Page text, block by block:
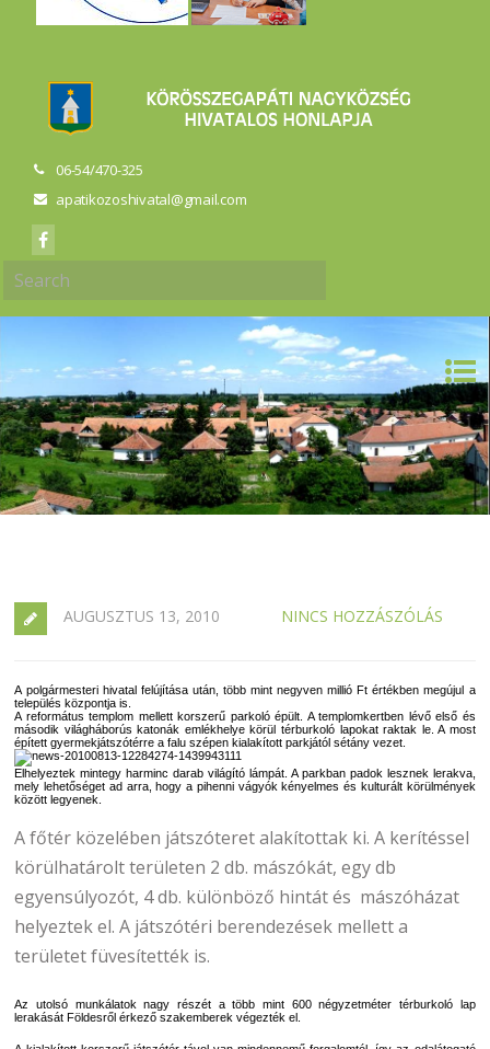
06-54/470-325
apatikozoshivatal@gmail.com
AUGUSZTUS 13, 2010 NINCS HOZZÁSZÓLÁS
A polgármesteri hivatal felújítása után, több mint negyven millió Ft értékben megújul a
település központja is.
A református templom mellett korszerű parkoló épült. A templomkertben lévő első és
második világháborús katonák emlékhelye körül térburkoló lapokat raktak le. A most
épített gyermekjátszótérre a falu szépen kialakított parkjától sétány vezet.
Elhelyeztek mintegy harminc darab világító lámpát. A parkban padok lesznek lerakva,
mely lehetőséget ad arra, hogy a pihenni vágyók kényelmes és kulturált körülmények
között legyenek.
A főtér közelében játszóteret alakítottak ki. A kerítéssel
körülhatárolt területen 2 db. mászókát, egy db
egyensúlyozót, 4 db. különböző hintát és mászóházat
helyeztek el. A játszótéri berendezések mellett a
területet füvesítették is.
Az utolsó munkálatok nagy részét a több mint 600 négyzetméter térburkoló lap
lerakását Földesről érkező szakemberek végezték el.